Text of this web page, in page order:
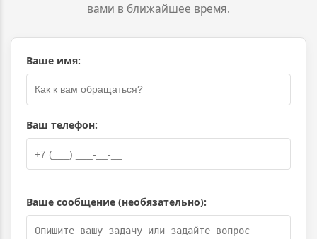
вами в ближайшее время.
Оставьте это поле пустым
Ваше имя:
Ваш телефон:
Ваше сообщение (необязательно):